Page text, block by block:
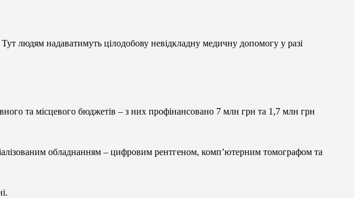
людям надаватимуть цілодобову невідкладну медичну допомогу у разі
та місцевого бюджетів – з них профінансовано 7 млн грн та 1,7 млн грн
обладнанням – цифровим рентгеном, комп’ютерним томографом та